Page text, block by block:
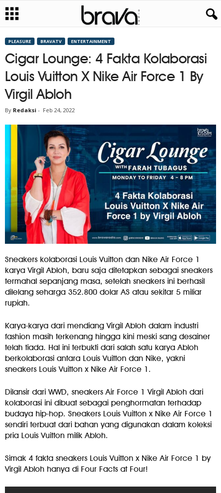
PLEASURE BRAVATV ENTERTAINMENT
Cigar Lounge: 4 Fakta Kolaborasi
Louis Vuitton X Nike Air Force 1 By
Virgil Abloh
By Redaksi - Feb 24, 2022
Sneakers kolaborasi Louis Vuitton dan Nike Air Force 1
karya Virgil Abloh, baru saja ditetapkan sebagai sneakers
termahal sepanjang masa, setelah sneakers ini berhasil
dilelang seharga 352.800 dolar AS atau sekitar 5 miliar
rupiah.
Karya-karya dari mendiang Virgil Abloh dalam industri
fashion masih terkenang hingga kini meski sang desainer
telah tiada. Hal ini terbukti dari salah satu karya Abloh
berkolaborasi antara Louis Vuitton dan Nike, yakni
sneakers Louis Vuitton x Nike Air Force 1.
Dilansir dari WWD, sneakers Air Force 1 Virgil Abloh dari
kolaborasi ini dibuat sebagai penghormatan terhadap
budaya hip-hop. Sneakers Louis Vuitton x Nike Air Force 1
sendiri terbuat dari bahan yang digunakan dalam koleksi
pria Louis Vuitton milik Abloh.
Simak 4 fakta sneakers Louis Vuitton x Nike Air Force 1 by
Virgil Abloh hanya di Four Facts at Four!